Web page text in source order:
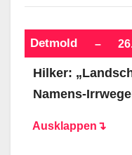
Detmold –
Hilker:
Namens-
Ausklappen↴